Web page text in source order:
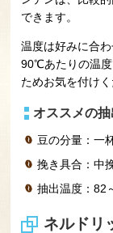
できます。
温度は好みに合
90℃あたりの温度
ためお気を付けく
オススメの
豆の分量：一
挽き具合：中
抽出温度：82
ネルドリ